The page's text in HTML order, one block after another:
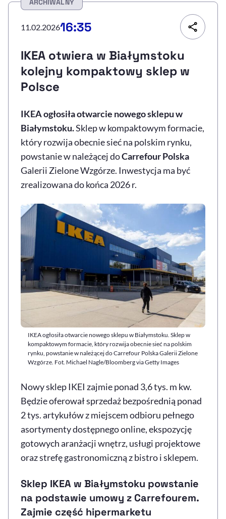
Sprawdź, jak i dlaczego zwiększamy dostępność , otwiera się w nowym
Deklaracja dostępności, otwiera się w nowym oknie
Zgłoś problem
ARCHIWALNY
11.02.202616:35
IKEA otwiera w Białymstoku
kolejny kompaktowy sklep w
Polsce
IKEA ogłosiła otwarcie nowego sklepu w
Białymstoku.Sklep w kompaktowym formacie,
który rozwija obecnie sieć na polskim rynku,
powstanie w należącej doCarrefour Polska
Galerii Zielone Wzgórze. Inwestycja ma być
zrealizowana do końca 2026 r.
IKEA ogłosiła otwarcie nowego sklepu w Białymstoku. Sklep w
kompaktowym formacie, który rozwija obecnie sieć na polskim
rynku, powstanie w należącej do Carrefour Polska Galerii Zielone
Wzgórze. Fot. Michael Nagle/Bloomberg via Getty Images
Nowy sklep IKEI zajmie ponad 3,6 tys. m kw.
Będzie oferował sprzedaż bezpośrednią ponad
2 tys. artykułów z miejscem odbioru pełnego
asortymenty dostępnego online, ekspozycję
gotowych aranżacji wnętrz, usługi projektowe
oraz strefę gastronomiczną z bistro i sklepem.
Sklep IKEA w Białymstoku powstanie
na podstawie umowy z Carrefourem.
Zajmie część hipermarketu